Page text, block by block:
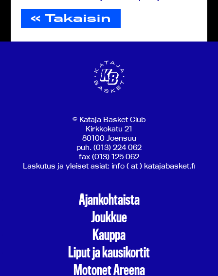
« Takaisin
© Kataja Basket Club
Kirkkokatu 21
80100 Joensuu
puh. (013) 224 062
fax (013) 125 062
Laskutus ja yleiset asiat: info ( at ) katajabasket.fi
Ajankohtaista
Joukkue
Kauppa
Liput ja kausikortit
Motonet Areena